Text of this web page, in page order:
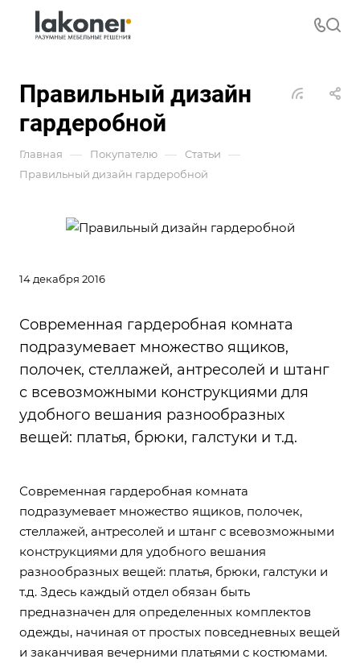
Правильный дизайн
гардеробной
Главная — Покупателю — Статьи —
Правильный дизайн гардеробной
14 декабря 2016
Современная гардеробная комната
подразумевает множество ящиков,
полочек, стеллажей, антресолей и штанг
с всевозможными конструкциями для
удобного вешания разнообразных
вещей: платья, брюки, галстуки и т.д.
Современная гардеробная комната
подразумевает множество ящиков, полочек,
стеллажей, антресолей и штанг с всевозможными
конструкциями для удобного вешания
разнообразных вещей: платья, брюки, галстуки и
т.д. Здесь каждый отдел обязан быть
предназначен для определенных комплектов
одежды, начиная от простых повседневных вещей
и заканчивая вечерними платьями с костюмами.